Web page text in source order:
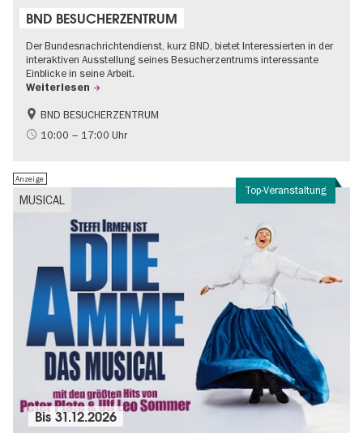
BND BESUCHERZENTRUM
Der Bundesnachrichtendienst, kurz BND, bietet Interessierten in der
interaktiven Ausstellung seines Besucherzentrums interessante
Einblicke in seine Arbeit.
Weiterlesen
Geschichte
Gratis
BND BESUCHERZENTRUM
10:00 – 17:00 Uhr
Top-Veranstaltung
MUSICAL
Anzeige
Bis31.12.2026